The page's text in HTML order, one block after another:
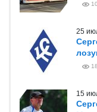
25
15